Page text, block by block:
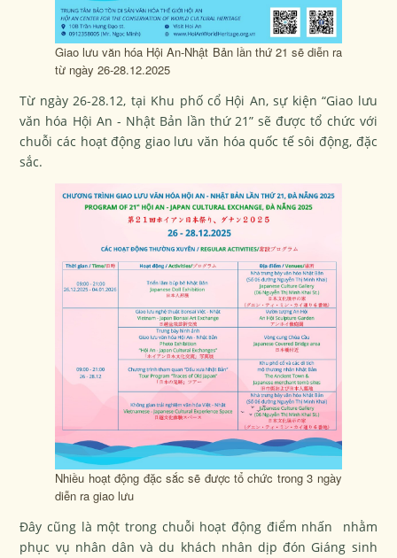
Giao lưu văn hóa Hội An-Nhật Bản lần thứ 21 sẽ diễn ra
từ ngày 26-28.12.2025
Từ ngày 26-28.12, tại Khu phố cổ Hội An, sự kiện “Giao lưu
văn hóa Hội An - Nhật Bản lần thứ 21” sẽ được tổ chức với
chuỗi các hoạt động giao lưu văn hóa quốc tế sôi động, đặc
sắc.
Nhiều hoạt động đặc sắc sẽ được tổ chức trong 3 ngày
diễn ra giao lưu
Đây cũng là một trong chuỗi hoạt động điểm nhấn nhằm
phục vụ nhân dân và du khách nhân dịp đón Giáng sinh